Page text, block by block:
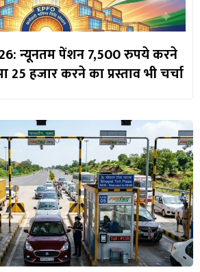
न्यूनतम पेंशन 7,500 रुपये करने
हजार करने का प्रस्ताव भी चर्चा